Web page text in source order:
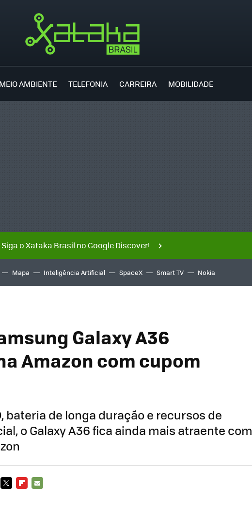
MEIO AMBIENTE TELEFONIA CARREIRA MOBILIDADE
Siga o Xataka Brasil no Google Discover!
Mapa Inteligência Artificial SpaceX Smart TV Nokia
Galaxy A36
Amazon com cupom
bateria de longa duração e recursos de
o Galaxy A36 fica ainda mais atraente com